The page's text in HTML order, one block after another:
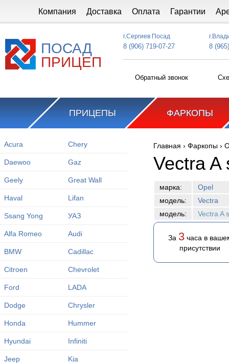
Компания Доставка Оплата Гарантии
ПОСАД
ПРИЦЕП
г.Сергиев Посад
8 (906) 719-07-27 8
Обратный звонок
ПРИЦЕПЫ ФАРКОПЫ
Acura Chery
Daewoo Gaz
Geely Great Wall
Haval Lifan
Ssang Yong УАЗ
Alfa Romeo Audi
BMW Cadillac
Citroen Chevrolet
Ford LADA
Dodge Chrysler
Honda Hummer
Hyundai Infiniti
Jeep Kia
Вы здесь
Главная › Фаркопы ›
Vectra A
марка:
Opel
модель:
Vectra
модель:
Vectra A
За 3часа в
присутствии